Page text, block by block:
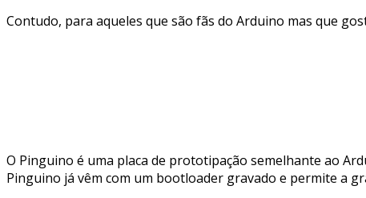
Contudo, para aqueles que são fãs do Arduino mas que
O Pinguino é uma placa de prototipação semelhante ao
Pinguino já vêm com um bootloader gravado e permite a